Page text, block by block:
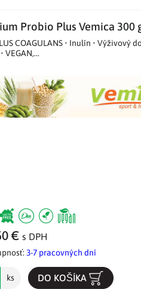
Probio Plus Vemica 300
COAGULANS • Inulín • Výživový
VEGAN,...
€ s DPH
3-7 pracovných dní
ks DO KOŠÍKA